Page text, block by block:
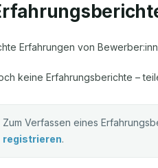
Erfahrungen von
keine Erfahrungsberichte –
Zum Verfassen eines
registrieren.